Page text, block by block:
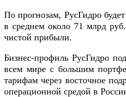
По прогнозам, РусГидро
в среднем около 71 млрд
чистой прибыли.
Бизнес-профиль РусГидро
всем мире с большим
тарифам через восточное
операционной средой в